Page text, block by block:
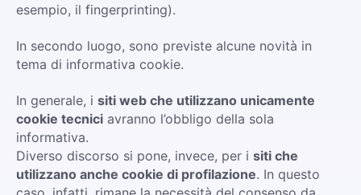
esempio, il fingerprinting).
In secondo luogo, sono previste alcune novità in
tema di informativa cookie.
In generale, i siti web che utilizzano unicamente
cookie tecnici avranno l’obbligo della sola
informativa.
Diverso discorso si pone, invece, per i siti che
utilizzano anche cookie di profilazione. In questo